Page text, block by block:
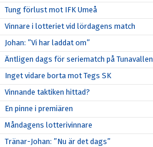
Tung förlust mot IFK Umeå
Vinnare i lotteriet vid lördagens match
Johan: ”Vi har laddat om”
Äntligen dags för seriematch på Tunavallen
Inget vidare borta mot Tegs SK
Vinnande taktiken hittad?
En pinne i premiären
Måndagens lotterivinnare
Tränar-Johan: ”Nu är det dags”